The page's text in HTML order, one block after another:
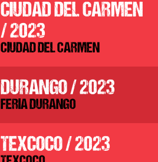
CIUDAD DEL CARMEN
/ 2023
CIUDAD DEL CARMEN
DURANGO / 2023
FERIA DURANGO
TEXCOCO / 2023